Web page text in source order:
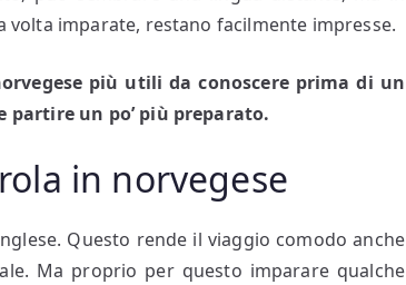
imparate, restano facilmente impresse.
più utili da conoscere prima di un
un po’ più preparato.
in norvegese
Questo rende il viaggio comodo anche
Ma proprio per questo imparare qualche